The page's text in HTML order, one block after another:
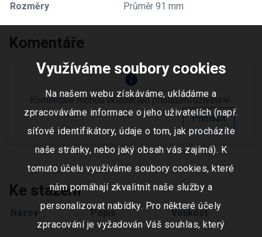
Rozměry
Průměr 91 mm
Komentáře
info
Komentáře mohou vkládat jen přihlášení uživatelé.
Přihlásit
Ke stažení
Název Popis Velikost
Využíváme soubory cookies
Na našem webu získáváme, ukládáme a
zpracováváme informace o jeho uživatelích (např.
síťové identifikátory, údaje o tom, jak procházíte
naše stránky, nebo jaký obsah vás zajímá). K
tomuto účelu využíváme soubory cookies, které
nám pomáhají zkvalitnit naše služby a
personalizovat nabídky. Pro některé účely
zpracování je vyžadován Váš souhlas, který